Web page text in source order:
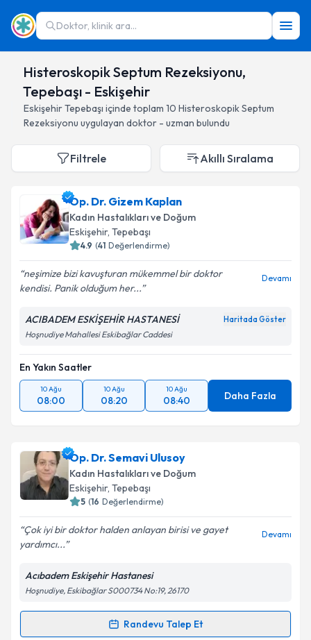
Doktor, klinik ara...
Histeroskopik Septum Rezeksiyonu,
Tepebaşı - Eskişehir
EskişehirTepebaşı içinde toplam 10 Histeroskopik Septum
Rezeksiyonu uygulayan doktor - uzman bulundu
Filtrele Akıllı Sıralama
Op. Dr. Gizem Kaplan
Kadın Hastalıkları ve Doğum
Eskişehir, Tepebaşı
4.9 (41 Değerlendirme)
neşimize bizi kavuşturan mükemmel bir doktor
kendisi. Panik olduğum her...
Devamı
ACIBADEM ESKİŞEHİR HASTANESİ Haritada Göster
Hoşnudiye Mahallesi Eskibağlar Caddesi
En Yakın Saatler
10 Ağu
08:00
10 Ağu
08:20
10 Ağu
08:40 Daha Fazla
Op. Dr. Semavi Ulusoy
Kadın Hastalıkları ve Doğum
Eskişehir, Tepebaşı
5 (16 Değerlendirme)
Çok iyi bir doktor halden anlayan birisi ve gayet
yardımcı...
Devamı
Acıbadem Eskişehir Hastanesi
Hoşnudiye, Eskibağlar S000734 No:19, 26170
Randevu Talep Et
Randevu Takvimi Talebi